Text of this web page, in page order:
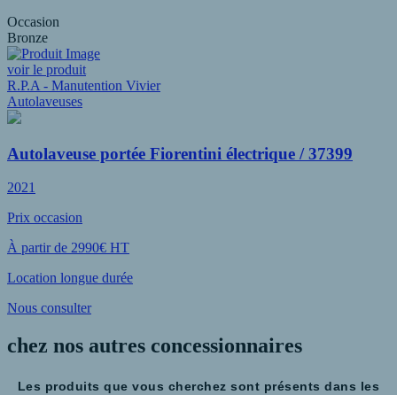
Occasion
Bronze
voir le produit
R.P.A - Manutention Vivier
Autolaveuses
Autolaveuse portée Fiorentini électrique / 37399
2021
Prix occasion
À partir de 2990€ HT
Location longue durée
Nous consulter
chez nos autres concessionnaires
Les produits que vous cherchez sont présents dans les